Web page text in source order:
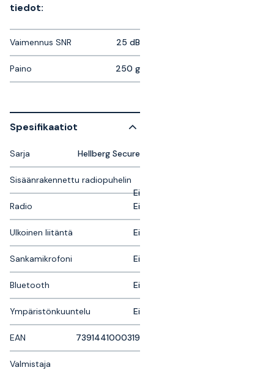
tiedot:
Vaimennus SNR 25 dB
Paino 250 g
Spesifikaatiot
Sarja Hellberg Secure
Sisäänrakennettu radiopuhelin
Ei
Radio
Ei
Ulkoinen liitäntä Ei
Sankamikrofoni Ei
Bluetooth Ei
Ympäristönkuuntelu Ei
EAN 7391441000319
Valmistaja